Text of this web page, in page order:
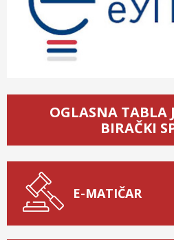
OGLASNA TABLA
BIRAČKI
E-MATIČAR